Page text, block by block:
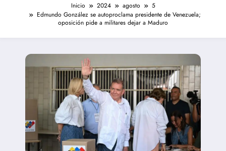
Inicio 2024 agosto
5
Edmundo González se autoproclama presidente de Venezuela;
oposición pide a militares dejar a Maduro